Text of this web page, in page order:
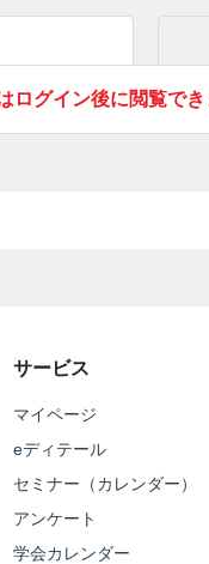
ログイン後に閲覧でき
サービス
マイページ
eディテール
セミナー（カレンダー）
アンケート
学会カレンダー